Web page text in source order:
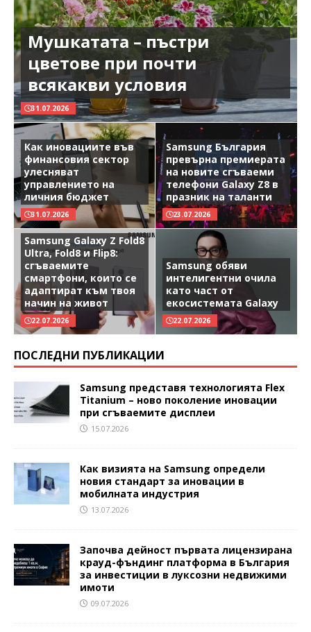
Мушкатата – пъстри
цветове при почти
всякакви условия
31.07.2026
Как иновациите във
финансовия сектор
улесняват
управлението на
личния бюджет
31.07.2026
Samsung България
превърна премиерата
на новите сгъваеми
телефони Galaxy Z8 в
празник на таланти
23.07.2026
Samsung Galaxy Z Fold8
Ultra, Fold8 и Flip8:
сгъваемите
смартфони, които се
адаптират към твоя
начин на живот
22.07.2026
Samsung обяви
интелигентни очила
като част от
екосистемата Galaxy
22.07.2026
ПОСЛЕДНИ ПУБЛИКАЦИИ
Samsung представя технологията Flex
Titanium – ново поколение иновации
при сгъваемите дисплеи
15.07.2026
Как визията на Samsung определи
новия стандарт за иновации в
мобилната индустрия
13.07.2026
Започва дейност първата лицензирана
крауд-фъндинг платформа в България
за инвестиции в луксозни недвижими
имоти
09.07.2026